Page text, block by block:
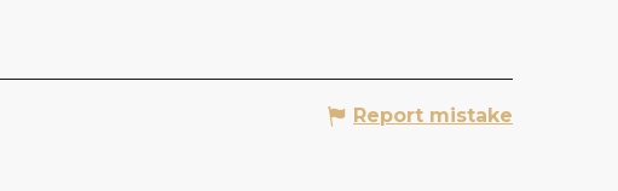
Report mistake